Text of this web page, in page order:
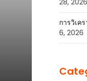
28, 2026
การวิเค
6, 2026